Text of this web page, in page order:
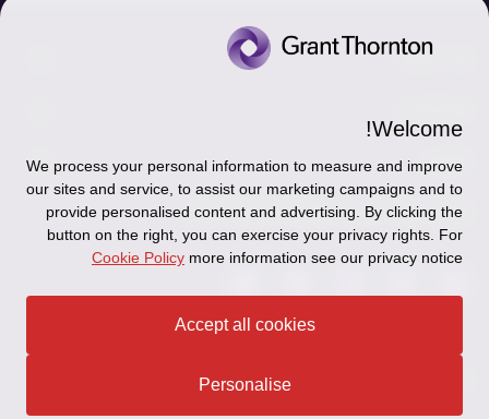
צור קשר
כניסה לעובדים - דוא"ל
כניסה לעובדים - דוחות עבודה
אודותינו
זיכרון והנצחה
תקנון
מדיניות הפרטיות
Disclaimer
Ethics Hotline
עקבו אחרינו ברשתות החברתיות
Welcome!
We process your personal information to measure and improve
our sites and service, to assist our marketing campaigns and to
provide personalised content and advertising. By clicking the
button on the right, you can exercise your privacy rights. For
more information see our privacy notice
Cookie Policy
Accept all cookies
Personalise